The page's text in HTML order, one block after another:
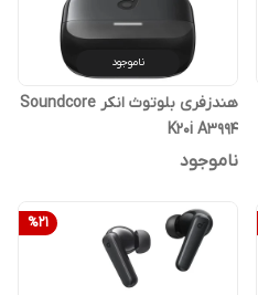
ناموجود
هندزفری بلوتوث انکر Soundcore
K20i A3994
ناموجود
%21